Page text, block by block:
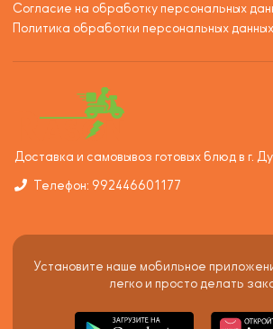
Согласие на обработку персональных
Политика обработки персональных данных
Доставка и самовывоз готовых блюд в г.
Телефон: 992446601177
Установите наше мобильное
легко и просто делать